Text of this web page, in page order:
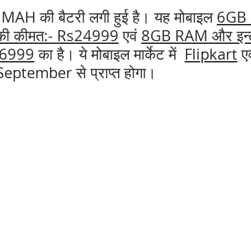
की बैटरी लगी हुई है। यह मोबाइल
कीमत:- Rs24999 एवं 8GB RAM और
का है। ये मोबाइल मार्केट में Flipkart
से प्राप्त होगा।